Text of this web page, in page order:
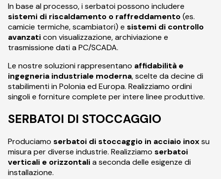
In base al processo, i serbatoi possono includere
sistemi di riscaldamento o raffreddamento(es.
camicie termiche, scambiatori) e sistemi di controllo
avanzaticon visualizzazione, archiviazione e
trasmissione dati a PC/SCADA.
Le nostre soluzioni rappresentano affidabilità e
ingegneria industriale moderna, scelte da decine di
stabilimenti in Polonia ed Europa. Realizziamo ordini
singoli e forniture complete per intere linee produttive.
SERBATOI DI STOCCAGGIO
Produciamo serbatoi di stoccaggio in acciaio inoxsu
misura per diverse industrie. Realizziamo serbatoi
verticali e orizzontalia seconda delle esigenze di
installazione.